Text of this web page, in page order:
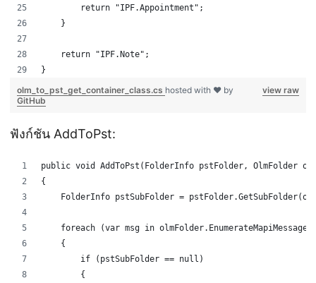
        return "IPF.Appointment";
    }
    return "IPF.Note";
}
view raw
olm_to_pst_get_container_class.cs hosted with ❤ by
GitHub
ฟังก์ชัน AddToPst:
public void AddToPst(FolderInfo pstFolder, OlmFolder
{
FolderInfo pstSubFolder =
foreach (var msg in
    {
        if (pstSubFolder == null)
        {